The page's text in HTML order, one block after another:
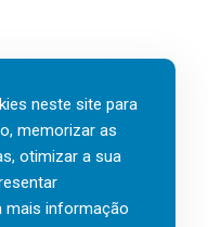
férias, os fins-de-
fica mais
Outlook 2026
neste site para
memorizar as
otimizar a sua
mais informação